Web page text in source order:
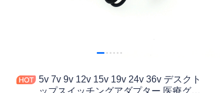
5v 7v 9v 12v 15v 19v 24v 36v デスクト
ップスイッチングアダプター 医療グレ